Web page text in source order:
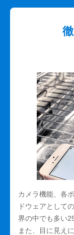
カメラ機能、各
ドウェアとして
界の中でも多い
また、目に見え